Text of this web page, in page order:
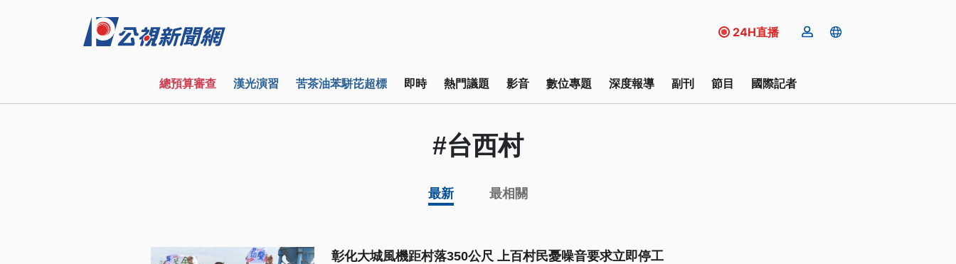
24H直播
總預算審查 漢光演習 苦茶油苯駢芘超標 即時 熱門議題 影音 數位專題 深度報導 副刊 節目 國際記者
#台西村
最新 最相關
彰化大城風機距村落350公尺 上百村民憂噪音要求立即停工